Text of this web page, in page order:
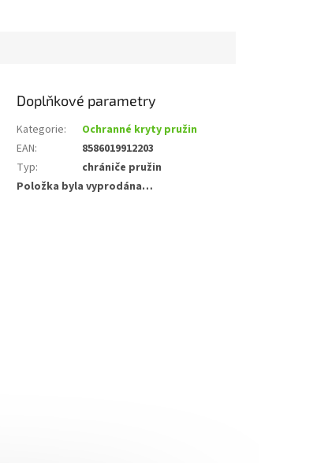
Doplňkové parametry
Kategorie:
Ochranné kryty pružin
EAN:
8586019912203
Typ:
chrániče pružin
Položka byla vyprodána…